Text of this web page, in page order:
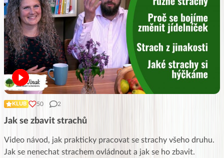
KLUB 50 2
Jak se zbavit strachů
Video návod, jak prakticky pracovat se strachy všeho druhu.
Jak se nenechat strachem ovládnout a jak se ho zbavit.